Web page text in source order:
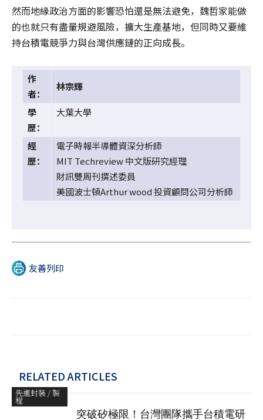
然而地緣政治方面的影響恐怕還是無法避免，魏哲家能做
的也就只有盡量規避風險，擴大生產基地，但同時又要維
持台積電競爭力與台灣供應鏈的正向成長。
作
者：
林宗輝
學
歷：
大葉大學
經
歷：
電子時報半導體資深分析師
MIT Techreview 中文版研究經理
財訊雙周刊撰述委員
美國波士頓Arthur wood 投資顧問公司分析師
友善列印
RELATED ARTICLES
先進封裝 / 製
程
突破矽極限！台灣團隊攜手台積電研